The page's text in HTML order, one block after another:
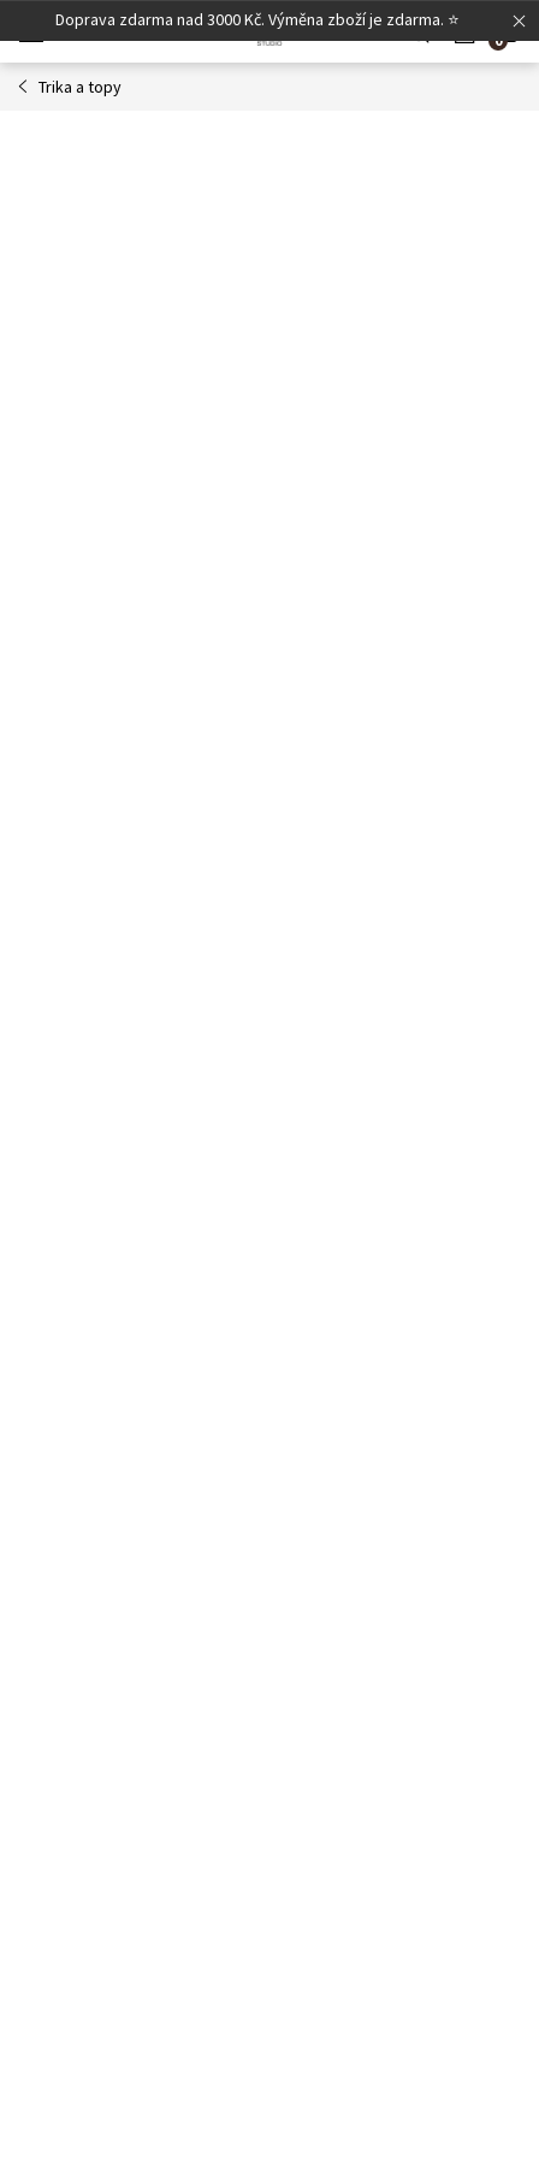
na
obsah
Doprava zdarma nad 3000 Kč. Výměna zboží je zdarma. ⭐
Trika a topy